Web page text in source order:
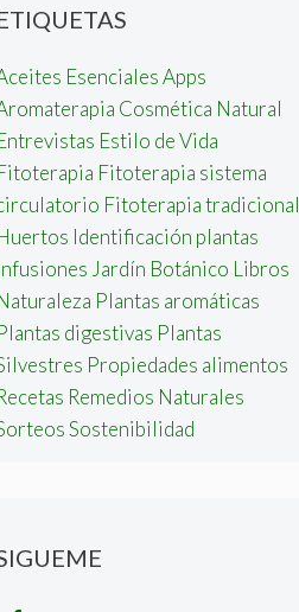
EsencialesApps
Cosmética Natural
Estilo de Vida
Fitoterapia sistema
Fitoterapia tradicional
Identificación plantas
Jardín Botánico Libros
Plantas aromáticas
digestivas Plantas
Propiedades alimentos
Remedios Naturales
Sostenibilidad